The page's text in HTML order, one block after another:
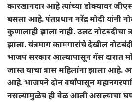
कारखानदार आहे त्यांच्या डोक्यावर
बसला आहे. पंतप्रधान नरेंद्र मोदी यांनी
कुणालाही झाला नाही. उलट नोटबंदीचा
झाला. यंत्रमाग कामगारांचे देखील
भाजप सरकार आल्यापासून गॅस दारात
जास्त याचा त्रास महिलांना झाला आहे.
आहे. भाजपने दोन वर्षांपासून
नसल्यामुळेच ही वेळ आली असल्याचा